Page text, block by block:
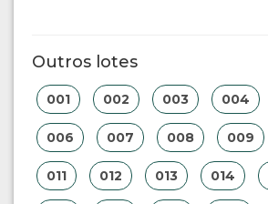
Outros lotes
001 002 003 004
006 007 008 009
011 012 013 014